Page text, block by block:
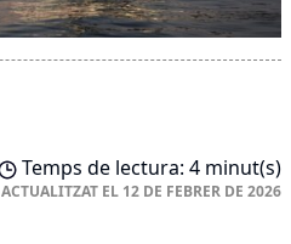
Temps de lectura: 4 minut(s)
ACTUALITZAT EL 12 DE FEBRER DE 2026